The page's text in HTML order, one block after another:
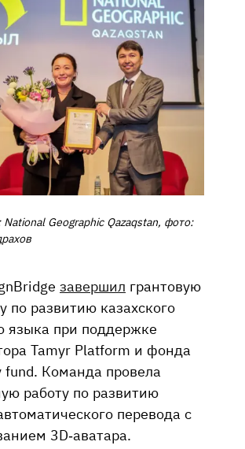
Geographic Qazaqstan, фото:
завершил грантовую
по развитию казахского
языка при поддержке
Tamyr Platform и фонда
fund. Команда провела
работу по развитию
перевода с
3D-аватара.